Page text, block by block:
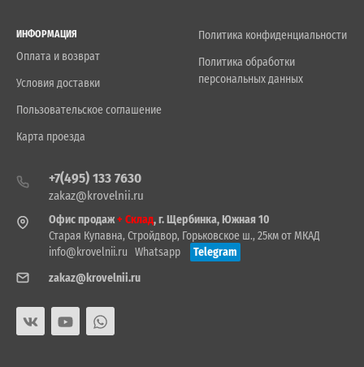
ИНФОРМАЦИЯ
Оплата и возврат
Условия доставки
Пользовательское соглашение
Карта проезда
Политика конфиденциальности
Политика обработки
персональных данных
+7(495) 133 7630
zakaz@krovelnii.ru
Офис продаж+ Склад, г. Щербинка, Южная 10
Старая Купавна, Стройдвор, Горьковское ш., 25км от МКАД
info@krovelnii.ru Whatsapp
Telegram
zakaz@krovelnii.ru